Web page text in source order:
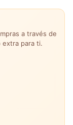
a través de
extra para ti.